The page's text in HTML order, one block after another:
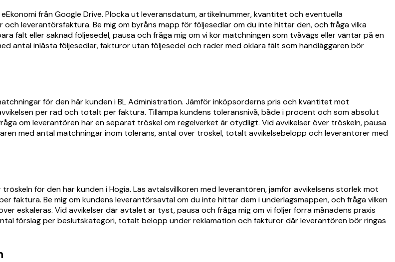
från Google Drive. Plocka ut leveransdatum, artikelnummer, kvantitet och eventuella
leverantörsfaktura. Be mig om byråns mapp för följesedlar om du inte hittar den, och fråga vilka
fält eller saknad följesedel, pausa och fråga mig om vi kör matchningen som tvåvägs eller väntar på en
antal inlästa följesedlar, fakturor utan följesedel och rader med oklara fält som handläggaren bör
för den här kunden i BL Administration. Jämför inköpsorderns pris och kvantitet mot
per rad och totalt per faktura. Tillämpa kundens toleransnivå, både i procent och som absolut
om leverantören har en separat tröskel om regelverket är otydligt. Vid avvikelser över tröskeln, pausa
med antal matchningar inom tolerans, antal över tröskel, totalt avvikelsebelopp och leverantörer med
för den här kunden i Hogia. Läs avtalsvillkoren med leverantören, jämför avvikelsens storlek mot
faktura. Be mig om kundens leverantörsavtal om du inte hittar dem i underlagsmappen, och fråga vilken
eskaleras. Vid avvikelser där avtalet är tyst, pausa och fråga mig om vi följer förra månadens praxis
förslag per beslutskategori, totalt belopp under reklamation och fakturor där leverantören bör ringas